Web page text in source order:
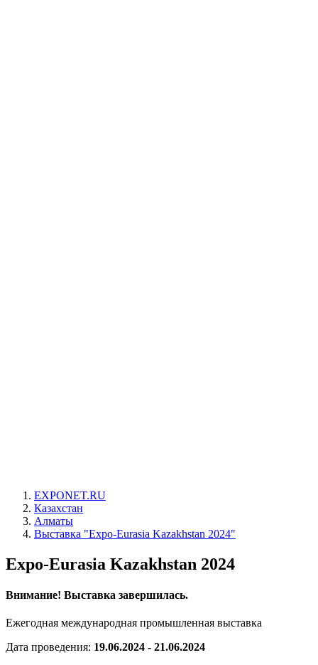
EXPONET.RU
Казахстан
Алматы
Выставка "Expo-Eurasia Kazakhstan 2024"
Expo-Eurasia Kazakhstan 2024
Внимание! Выставка завершилась.
Ежегодная международная промышленная выставка
Дата проведения: 19.06.2024 - 21.06.2024